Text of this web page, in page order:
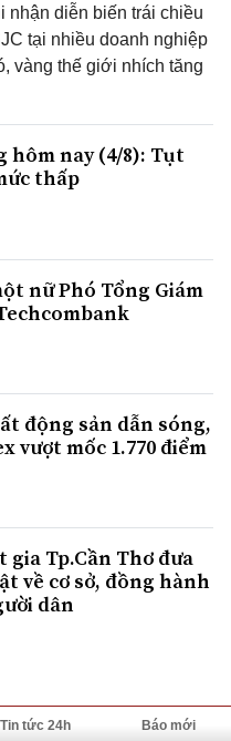
nhận diễn biến trái chiều
tại nhiều doanh nghiệp
vàng thế giới nhích tăng
hôm nay (4/8): Tụt
thấp
nữ Phó Tổng Giám
động sản dẫn sóng,
vượt mốc 1.770 điểm
gia Tp.Cần Thơ đưa
về cơ sở, đồng hành
dân
Tin tức 24h Báo mới